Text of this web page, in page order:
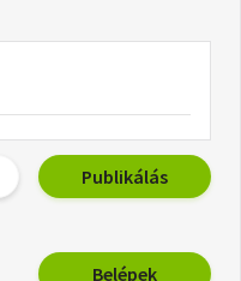
Publikálás
Belépek